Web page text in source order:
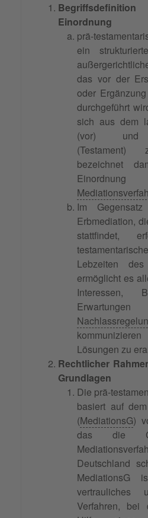
Einordnung
prä-
ein
das vor der
oder
durchgeführt
sich aus dem
(vor) und
(Testament)
bezeichnet
Im
Erbmediation,
stattfindet,
Lebzeiten
ermöglicht es
Interessen,
Lösungen zu
Rechtlicher
Grundlagen
Die prä-
basiert auf dem
(MediationsG)
das die
Deutschland
MediationsG
vertrauliches
Verfahren, bei